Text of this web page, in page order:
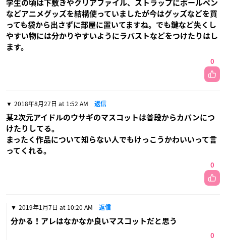
学生の頃は下敷きやクリアファイル、ストラップにボールペン
などアニメグッズを結構使っていましたが今はグッズなどを買
っても袋から出さずに部屋に置いてますね。でも鍵など失くし
やすい物には分かりやすいようにラバストなどをつけたりはし
ます。
0
2018年8月27日 at 1:52 AM 返信
某2次元アイドルのウサギのマスコットは普段からカバンにつ
けたりしてる。
まったく作品について知らない人でもけっこうかわいいって言
ってくれる。
0
2019年1月7日 at 10:20 AM 返信
分かる！アレはなかなか良いマスコットだと思う
0